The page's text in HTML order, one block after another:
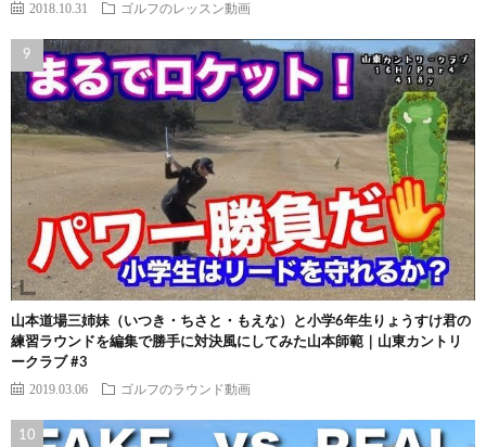
2018.10.31 ゴルフのレッスン動画
山本道場三姉妹（いつき・ちさと・もえな）と小学6年生りょうすけ君の
練習ラウンドを編集で勝手に対決風にしてみた山本師範｜山東カントリ
ークラブ #3
2019.03.06 ゴルフのラウンド動画